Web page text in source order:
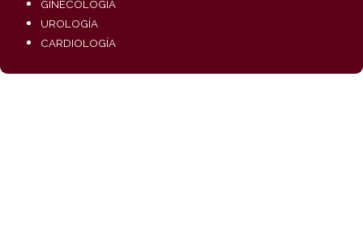
GINECOLOGÍA
UROLOGÍA
CARDIOLOGÍA